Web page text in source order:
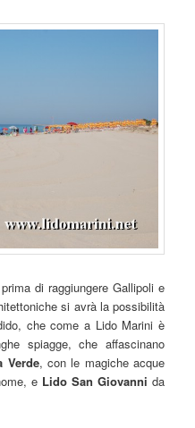
di raggiungere Gallipoli e
si avrà la possibilità
che come a Lido Marini è
spiagge, che affascinano
Verde, con le magiche acque
e Lido San Giovanni da